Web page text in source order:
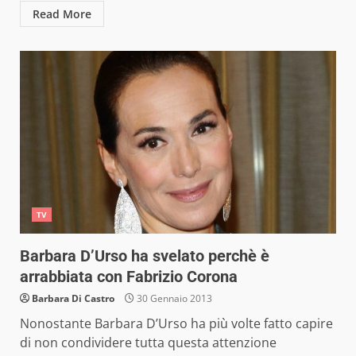
Read More
TV
Barbara D’Urso ha svelato perchè è
arrabbiata con Fabrizio Corona
Barbara Di Castro 30 Gennaio 2013
Nonostante Barbara D’Urso ha più volte fatto capire
di non condividere tutta questa attenzione